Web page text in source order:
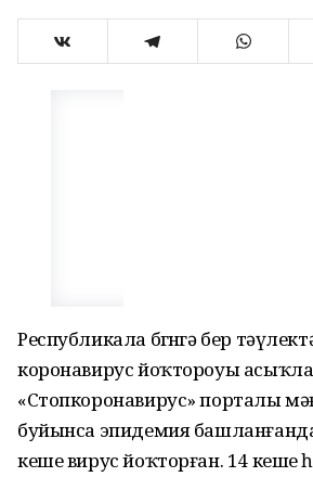
Республикала бөгөнгә бер
коронавирус йоҡтороуы
«Стопкоронавирус» порталы
буйынса эпидемия
кеше вирус йоҡторған. 14 кеше